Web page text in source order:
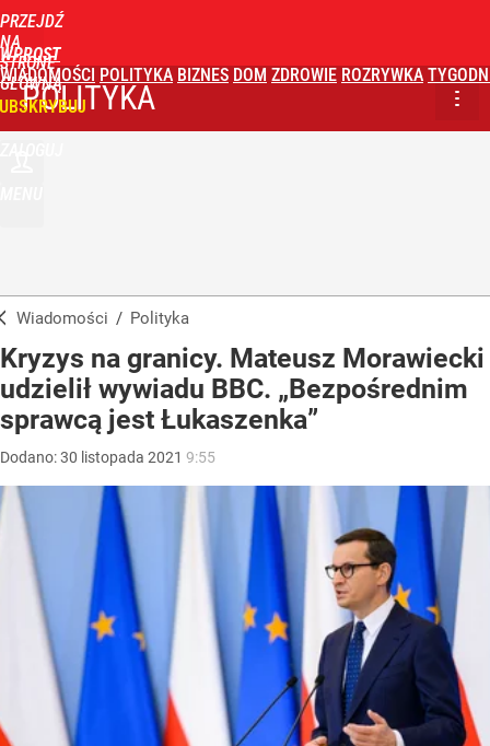
PRZEJDŹ
NA
STRONĘ
GŁÓWNĄ
WPROST
WIADOMOŚCI POLITYKA BIZNES DOM ZDROWIE ROZRYWKA
POLITYKA
Wiadomości / Polityka
Kryzys na granicy. Mateusz Morawiecki
udzielił wywiadu BBC. „Bezpośrednim
sprawcą jest Łukaszenka”
Dodano:30 listopada 2021 9:55